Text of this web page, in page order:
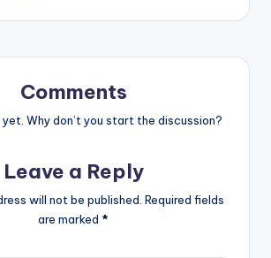
Comments
Why don’t you start the discussion?
Leave a Reply
will not be published. Required fields
are marked *